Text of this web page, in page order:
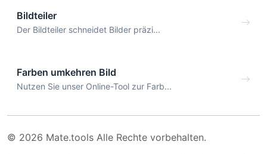
Bildteiler
Der Bildteiler schneidet Bilder präzi...
Farben umkehren Bild
Nutzen Sie unser Online-Tool zur Farb...
© 2026 Mate.tools Alle Rechte vorbehalten.